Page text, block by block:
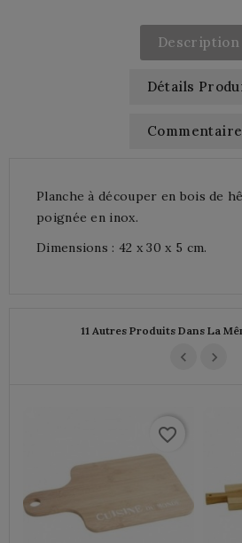
Description
Détails
Planche à découper en bois de
poignée en inox.
Dimensions : 42 x 30 x 5 cm.
11 Autres Produits Dans La
favorite_border